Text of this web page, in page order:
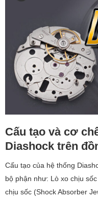
Cấu tạo và cơ
Diashock trên
Cấu tạo của hệ thống
bộ phận như: Lò xo chịu
chịu sốc (Shock Absorber